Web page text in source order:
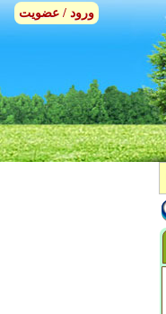
ورود / عضویت